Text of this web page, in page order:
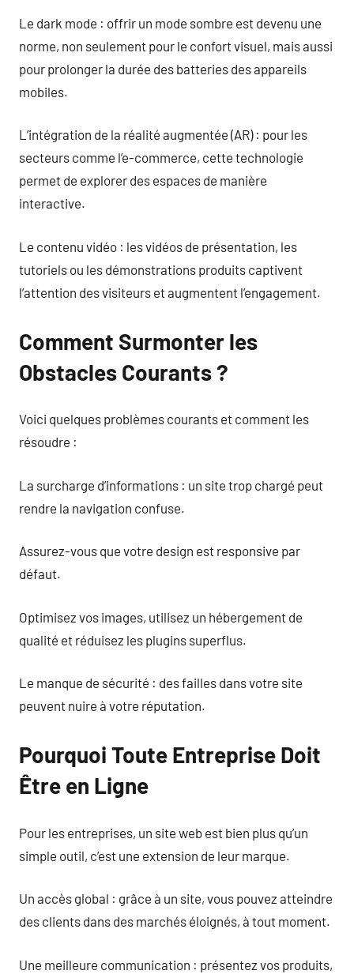
Le dark mode : offrir un mode sombre est devenu une
norme, non seulement pour le confort visuel, mais aussi
pour prolonger la durée des batteries des appareils
mobiles.
L’intégration de la réalité augmentée (AR) : pour les
secteurs comme l’e-commerce, cette technologie
permet de explorer des espaces de manière
interactive.
Le contenu vidéo : les vidéos de présentation, les
tutoriels ou les démonstrations produits captivent
l’attention des visiteurs et augmentent l’engagement.
Comment Surmonter les
Obstacles Courants ?
Voici quelques problèmes courants et comment les
résoudre :
La surcharge d’informations : un site trop chargé peut
rendre la navigation confuse.
Assurez-vous que votre design est responsive par
défaut.
Optimisez vos images, utilisez un hébergement de
qualité et réduisez les plugins superflus.
Le manque de sécurité : des failles dans votre site
peuvent nuire à votre réputation.
Pourquoi Toute Entreprise Doit
Être en Ligne
Pour les entreprises, un site web est bien plus qu’un
simple outil, c’est une extension de leur marque.
Un accès global : grâce à un site, vous pouvez atteindre
des clients dans des marchés éloignés, à tout moment.
Une meilleure communication : présentez vos produits,